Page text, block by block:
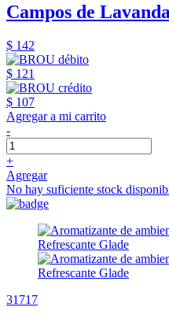
Campos de
$ 142
$ 121
$ 107
Agregar a mi carrito
-
+
Agregar
No hay suficiente stock
31717